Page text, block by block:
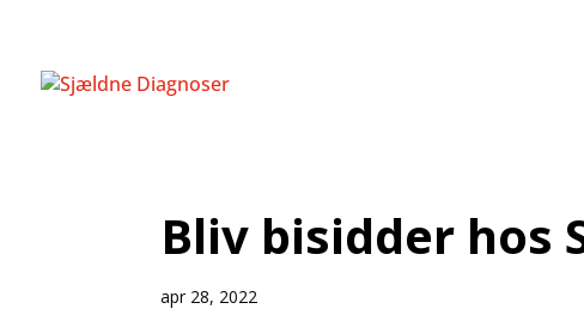
Bliv bisidder hos
apr 28, 2022